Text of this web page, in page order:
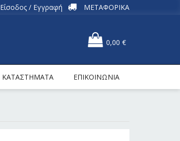
Είσοδος / Εγγραφή
ΜΕΤΑΦΟΡΙΚΑ
0,00 €
ΚΑΤΑΣΤΗΜΑΤΑ ΕΠΙΚΟΙΝΩΝΙΑ